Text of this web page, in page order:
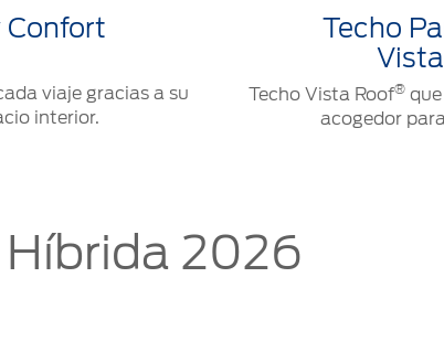
Confort
viaje gracias a su
interior.
Techo
Techo Vista Roof®
acogedor
2026